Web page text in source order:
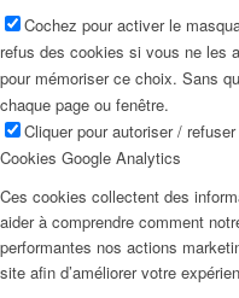
Cochez pour activer le
refus des cookies si vous ne les
pour mémoriser ce choix. Sans
chaque page ou fenêtre.
Cliquer pour autoriser /
Cookies Google Analytics
Ces cookies collectent des
aider à comprendre comment
performantes nos actions
site afin d’améliorer votre